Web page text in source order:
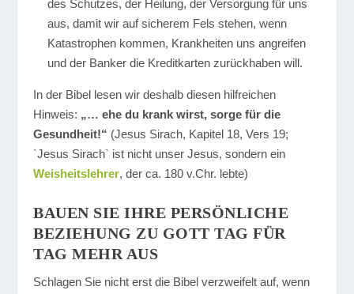
des Schutzes, der Heilung, der Versorgung für uns
aus, damit wir auf sicherem Fels stehen, wenn
Katastrophen kommen, Krankheiten uns angreifen
und der Banker die Kreditkarten zurückhaben will.
In der Bibel lesen wir deshalb diesen hilfreichen
Hinweis: „… ehe du krank wirst, sorge für die
Gesundheit!“ (Jesus Sirach, Kapitel 18, Vers 19;
`Jesus Sirach` ist nicht unser Jesus, sondern ein
Weisheitslehrer, der ca. 180 v.Chr. lebte)
BAUEN SIE IHRE PERSÖNLICHE
BEZIEHUNG ZU GOTT TAG FÜR
TAG MEHR AUS
Schlagen Sie nicht erst die Bibel verzweifelt auf, wenn